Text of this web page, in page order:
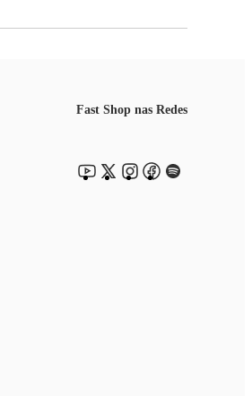
Fast Shop nas Redes